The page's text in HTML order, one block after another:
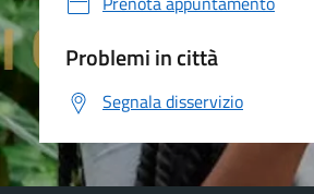
Problemi in città
Segnala disservizio